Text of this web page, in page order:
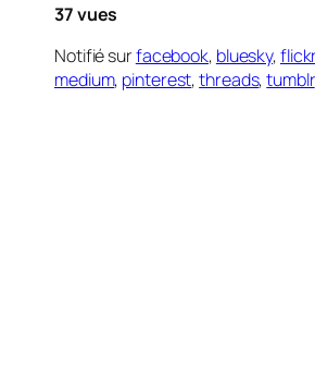
37 vues
Notifié surfacebook, bluesky,
medium, pinterest,threads,tumblr